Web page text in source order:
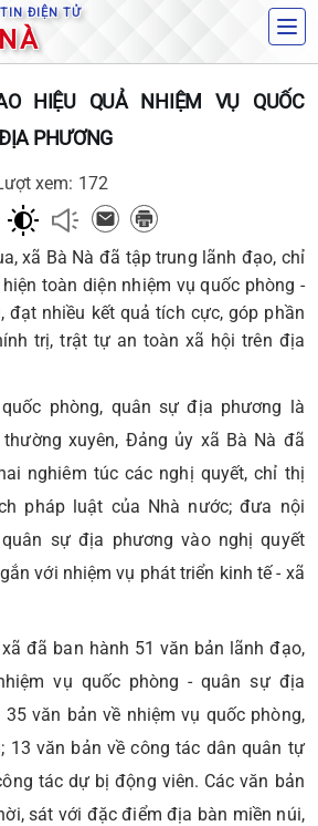
ĐIỆN TỬ
HIỆU QUẢ NHIỆM VỤ QUỐC
PHƯƠNG
xem: 172
xã Bà Nà đã tập trung lãnh đạo, chỉ
toàn diện nhiệm vụ quốc phòng -
đạt nhiều kết quả tích cực, góp phần
trị, trật tự an toàn xã hội trên địa
phòng, quân sự địa phương là
xuyên, Đảng ủy xã Bà Nà đã
nghiêm túc các nghị quyết, chỉ thị
pháp luật của Nhà nước; đưa nội
sự địa phương vào nghị quyết
với nhiệm vụ phát triển kinh tế - xã
đã ban hành 51 văn bản lãnh đạo,
vụ quốc phòng - quân sự địa
văn bản về nhiệm vụ quốc phòng,
13 văn bản về công tác dân quân tự
tác dự bị động viên. Các văn bản
sát với đặc điểm địa bàn miền núi,